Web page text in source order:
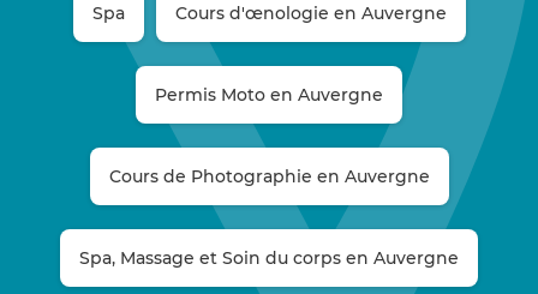
Spa Cours d'œnologie en Auvergne
Permis Moto en Auvergne
Cours de Photographie en Auvergne
Spa, Massage et Soin du corps en Auvergne